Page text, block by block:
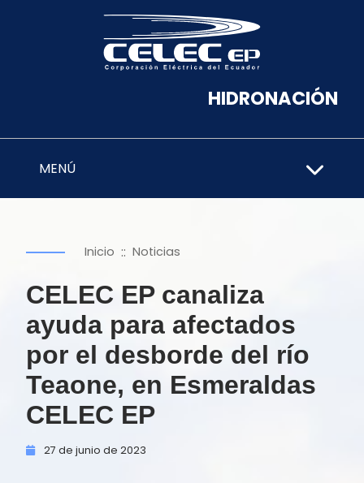
HIDRONACIÓN
MENÚ
Inicio :: Noticias
CELEC EP canaliza
ayuda para afectados
por el desborde del río
Teaone, en Esmeraldas
CELEC EP
27 de junio de 2023